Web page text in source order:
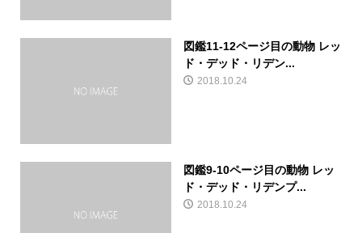
図鑑11-12ページ目の動物 レッ
ド・デッド・リデン...
2018.10.24
図鑑9-10ページ目の動物 レッ
ド・デッド・リデンプ...
2018.10.24